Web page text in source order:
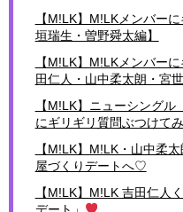
【M!LK】M!LKメンバー
垣瑞生・曽野舜太編】
【M!LK】M!LKメンバー
田仁人・山中柔太朗・宮世
【M!LK】ニューシング
にギリギリ質問ぶつけて
【M!LK】M!LK・山中柔
屋づくりデートへ♡
【M!LK】M!LK 吉田仁人